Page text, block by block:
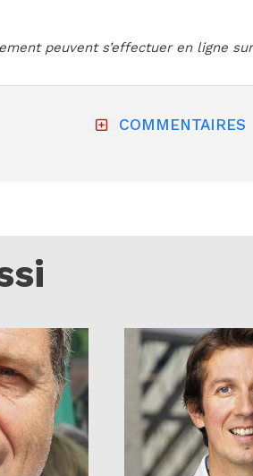
peuvent s’effectuer en ligne
COMMENTAIRES